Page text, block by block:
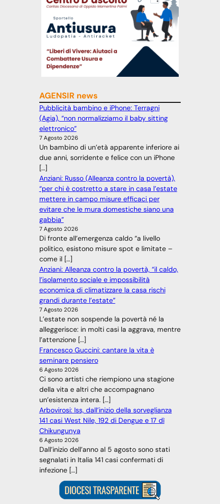
AGENSIR news
Pubblicità bambino e iPhone: Terragni
(Agia), “non normalizziamo il baby sitting
elettronico”
7 Agosto 2026
Un bambino di un’età apparente inferiore ai
due anni, sorridente e felice con un iPhone
[…]
Anziani: Russo (Alleanza contro la povertà),
“per chi è costretto a stare in casa l’estate
mettere in campo misure efficaci per
evitare che le mura domestiche siano una
gabbia”
7 Agosto 2026
Di fronte all’emergenza caldo “a livello
politico, esistono misure spot e limitate –
come il […]
Anziani: Alleanza contro la povertà, “il caldo,
l’isolamento sociale e impossibilità
economica di climatizzare la casa rischi
grandi durante l’estate”
7 Agosto 2026
L’estate non sospende la povertà né la
alleggerisce: in molti casi la aggrava, mentre
l’attenzione […]
Francesco Guccini: cantare la vita è
seminare pensiero
6 Agosto 2026
Ci sono artisti che riempiono una stagione
della vita e altri che accompagnano
un’esistenza intera. […]
Arbovirosi: Iss, dall’inizio della sorveglianza
141 casi West Nile, 192 di Dengue e 17 dì
Chikungunya
6 Agosto 2026
Dall’inizio dell’anno al 5 agosto sono stati
segnalati in Italia 141 casi confermati di
infezione […]